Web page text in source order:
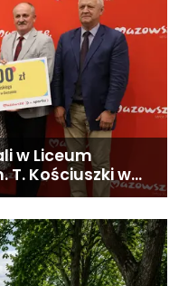
w Liceum
T. Kościuszki w